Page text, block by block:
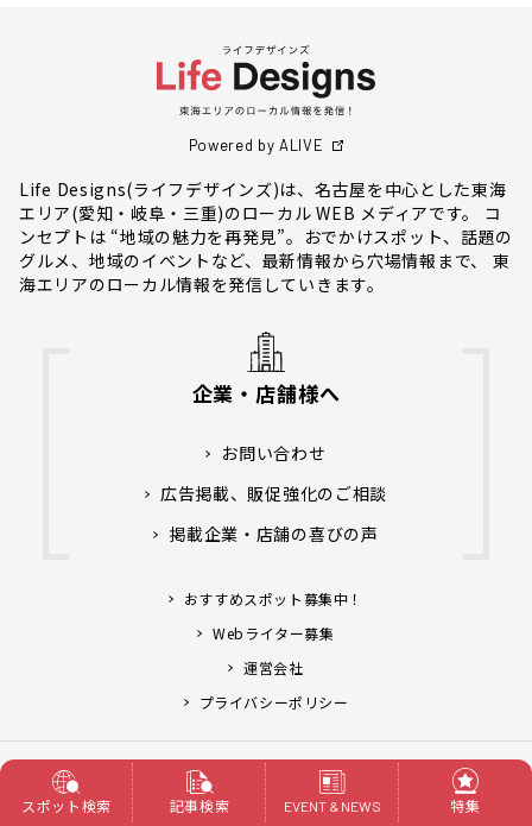
Powered by ALIVE
Life Designs(ライフデザインズ)は、名古屋を中心とした東海
エリア(愛知・岐阜・三重)のローカル WEB メディアです。 コ
ンセプトは “地域の魅力を再発見”。おでかけスポット、話題の
グルメ、地域のイベントなど、最新情報から穴場情報まで、 東
海エリアのローカル情報を発信していきます。
企業・店舗様へ
お問い合わせ
広告掲載、販促強化のご相談
掲載企業・店舗の喜びの声
おすすめスポット募集中！
Webライター募集
運営会社
プライバシーポリシー
Copyright© Life Designs &
アライブ株式会社.
All Rights Reserved.
スポット検索
記事検索 EVENT & NEWS 特集